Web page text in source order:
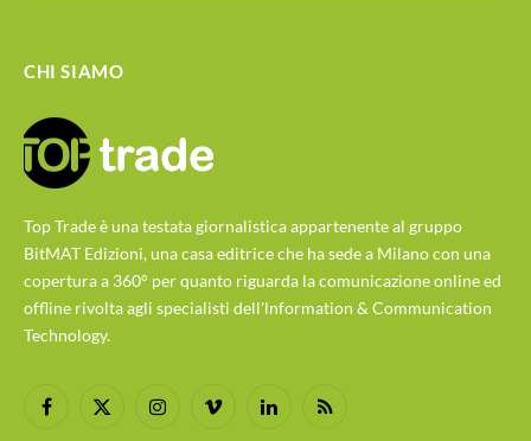
CHI SIAMO
Top Trade è una testata giornalistica appartenente al gruppo
BitMAT Edizioni, una casa editrice che ha sede a Milano con una
copertura a 360° per quanto riguarda la comunicazione online ed
offline rivolta agli specialisti dell'lnformation & Communication
Technology.
Facebook
X
InstagramVimeo LinkedInRSS